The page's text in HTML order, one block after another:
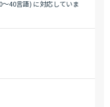
40言語) に対応していま